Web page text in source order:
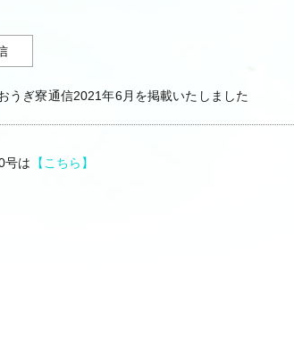
うぎ寮通信2021年6月を掲載いたしました
号は 【こちら】